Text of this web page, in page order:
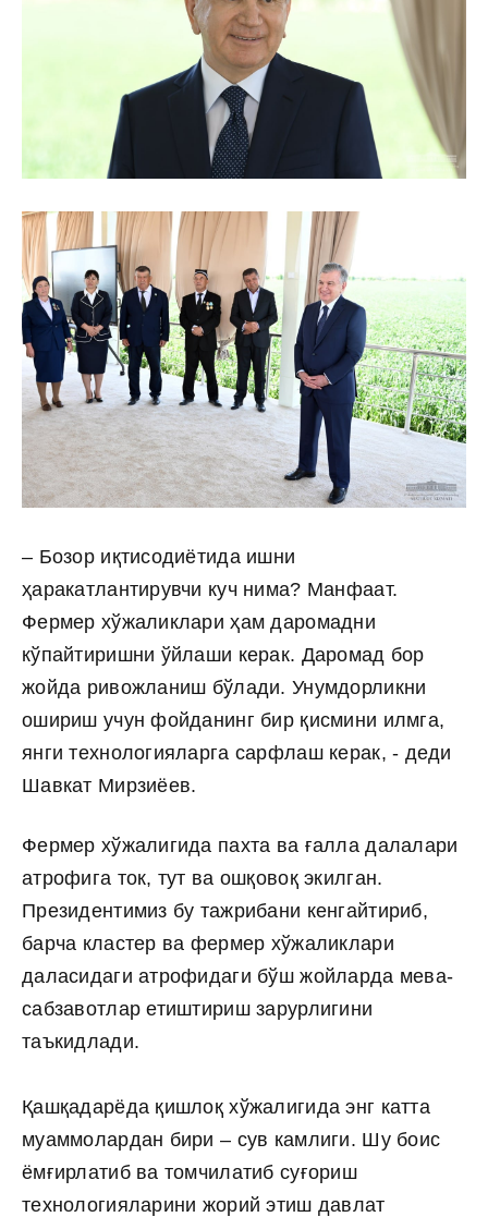
– Бозор иқтисодиётида ишни
ҳаракатлантирувчи куч нима? Манфаат.
Фермер хўжаликлари ҳам даромадни
кўпайтиришни ўйлаши керак. Даромад бор
жойда ривожланиш бўлади. Унумдорликни
ошириш учун фойданинг бир қисмини илмга,
янги технологияларга сарфлаш керак, - деди
Шавкат Мирзиёев.
Фермер хўжалигида пахта ва ғалла далалари
атрофига ток, тут ва ошқовоқ экилган.
Президентимиз бу тажрибани кенгайтириб,
барча кластер ва фермер хўжаликлари
даласидаги атрофидаги бўш жойларда мева-
сабзавотлар етиштириш зарурлигини
таъкидлади.
Қашқадарёда қишлоқ хўжалигида энг катта
муаммолардан бири – сув камлиги. Шу боис
ёмғирлатиб ва томчилатиб суғориш
технологияларини жорий этиш давлат